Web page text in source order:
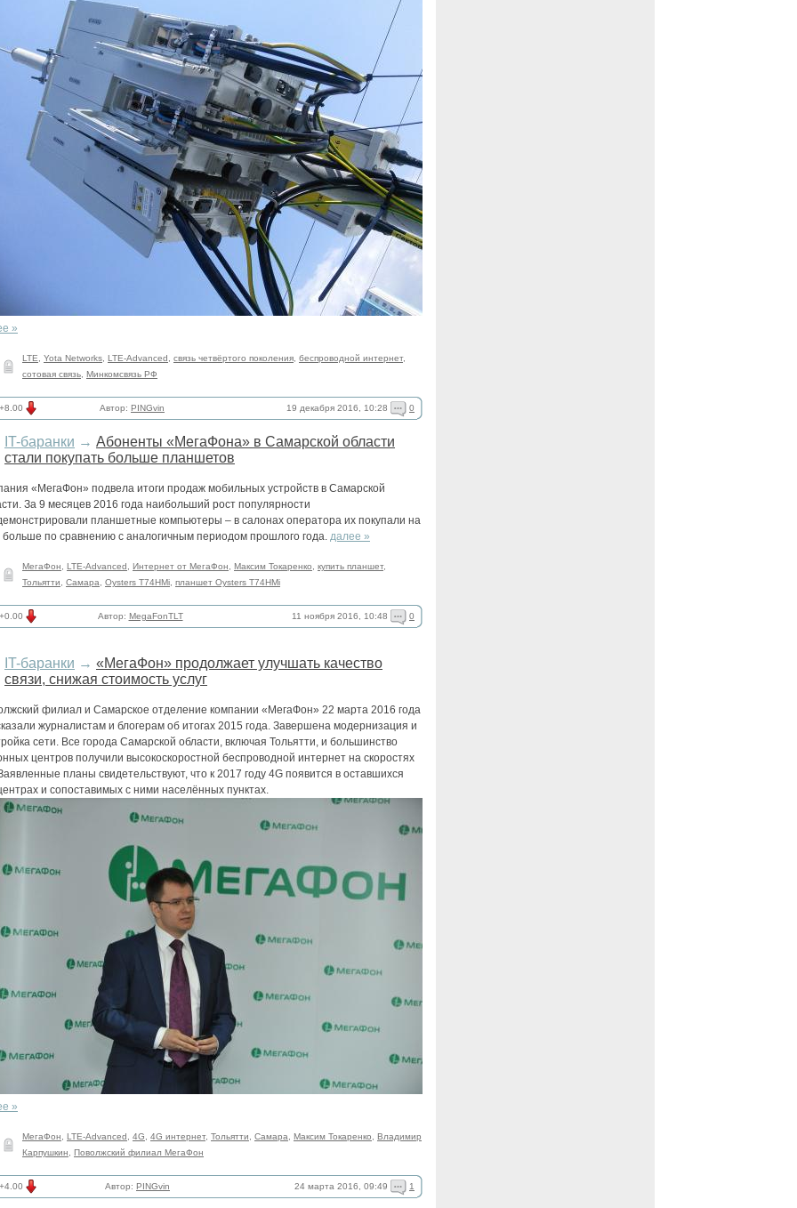
»
LTE Yota Networks LTE-Advanced связь четвёртого поколения беспроводной интернет,
сотовая связь Минкомсвязь РФ
+8.00 Автор: PINGvin 19 декабря 2016, 10:28 0
IT-баранки → Абоненты «МегаФона» в Самарской области
стали покупать больше планшетов
«МегаФон» подвела итоги продаж мобильных устройств в Самарской
За 9 месяцев 2016 года наибольший рост популярности
планшетные компьютеры – в салонах оператора их покупали на
больше по сравнению с аналогичным периодом прошлого года. далее »
МегаФон LTE-Advanced Интернет от МегаФон Максим Токаренко купить планшет,
Тольятти
Самара Oysters T74HMi планшет Oysters T74HMi
+0.00 Автор: MegaFonTLT 11 ноября 2016, 10:48 0
IT-баранки → «МегаФон» продолжает улучшать качество
связи, снижая стоимость услуг
филиал и Самарское отделение компании «МегаФон» 22 марта 2016 года
журналистам и блогерам об итогах 2015 года. Завершена модернизация и
сети. Все города Самарской области, включая Тольятти, и большинство
центров получили высокоскоростной беспроводной интернет на скоростях
планы свидетельствуют, что к 2017 году 4G появится в оставшихся
и сопоставимых с ними населённых пунктах.
»
МегаФон LTE-Advanced 4G 4G интернет, Тольятти Самара Максим Токаренко
Владимир
Карпушкин
Поволжский филиал МегаФон
+4.00 Автор: PINGvin 24 марта 2016, 09:49 1